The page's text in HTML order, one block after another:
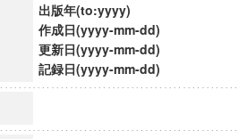
出版年(to:yyyy)
作成日(yyyy-mm-dd)
更新日(yyyy-mm-dd)
記録日(yyyy-mm-dd)